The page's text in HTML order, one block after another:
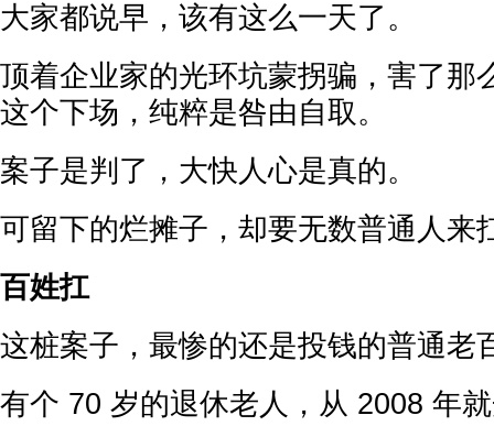
大家都说早，该有这么一天了。
顶着企业家的光环坑蒙拐骗，害了那
这个下场，纯粹是咎由自取。
案子是判了，大快人心是真的。
可留下的烂摊子，却要无数普通人来
百姓扛
这桩案子，最惨的还是投钱的普通老
有个 70 岁的退休老人，从 2008 年